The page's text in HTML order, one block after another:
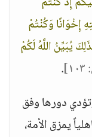
إِخْوَانًا وَكُنْتُمْ
يُبَيِّنُ اللَّهُ لَكُمْ
.
دورها وفق
يمزق الأمة،